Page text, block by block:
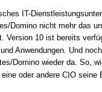
IT-
Domino nicht mehr das
Version 10 ist bereits
Anwendungen. Und
Domino wieder da. So,
oder andere CIO